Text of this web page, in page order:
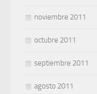
noviembre 2011
octubre 2011
septiembre 2011
agosto 2011